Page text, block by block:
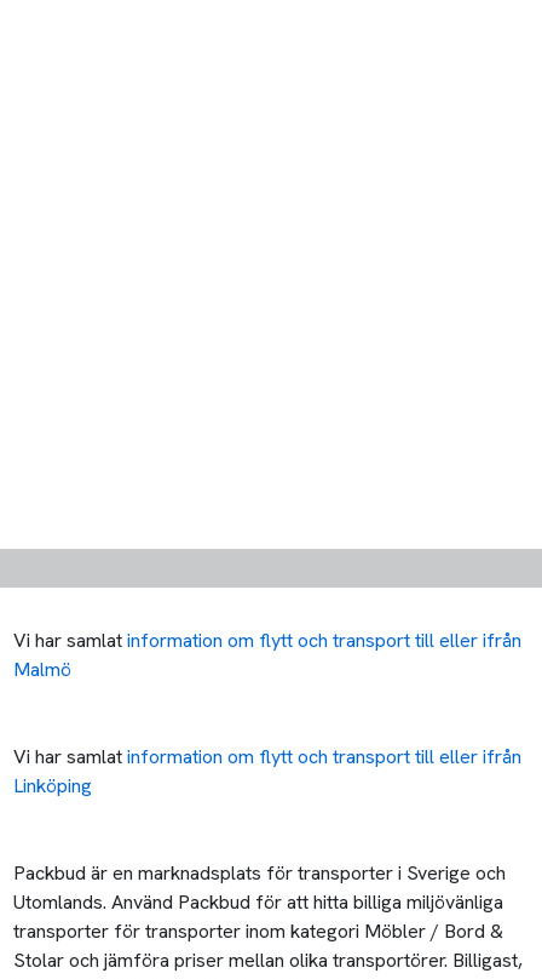
Vi har samlatinformation om flytt och transport till eller ifrån
Malmö
Vi har samlatinformation om flytt och transport till eller ifrån
Linköping
Packbud är en marknadsplats för transporter i Sverige och
Utomlands. Använd Packbud för att hitta billiga miljövänliga
transporter för transporter inom kategori Möbler / Bord &
Stolar och jämföra priser mellan olika transportörer. Billigast,